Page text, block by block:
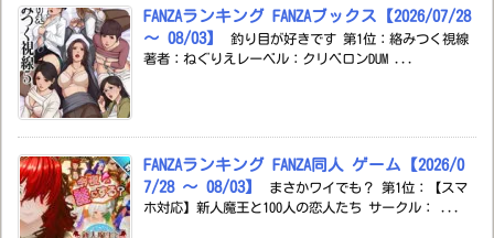
FANZAランキング FANZAブックス【2026/07/28
～ 08/03】
釣り目が好きです 第1位：絡みつく視線
著者：ねぐりえレーベル：クリベロンDUM ...
FANZAランキング FANZA同人 ゲーム【2026/0
7/28 ～ 08/03】
まさかワイでも？ 第1位：【スマ
ホ対応】新人魔王と100人の恋人たち サークル： ...